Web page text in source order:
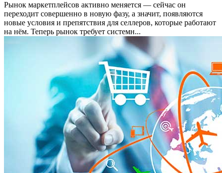
Рынок маркетплейсов активно меняется — сейчас он
переходит совершенно в новую фазу, а значит, появляются
новые условия и препятствия для селлеров, которые работают
на нём. Теперь рынок требует системн...